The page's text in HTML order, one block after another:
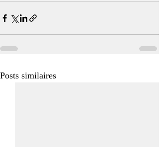
Posts similaires